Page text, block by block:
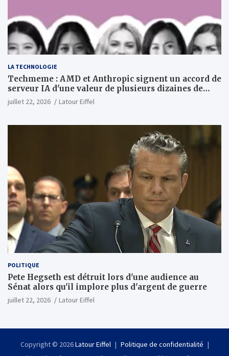
LA TECHNOLOGIE
Techmeme : AMD et Anthropic signent un accord de
serveur IA d'une valeur de plusieurs dizaines de
milliards ; Anthropic achètera jusqu'à 2 GW de puces
MI450 à partir du premier semestre 2027 et AMD
(Wall Street Journal)
juillet 22, 2026 Latour Eiffel
POLITIQUE
Pete Hegseth est détruit lors d'une audience au
Sénat alors qu'il implore plus d'argent de guerre
juillet 22, 2026 Latour Eiffel
Copyright © 2026Latour Eiffel
Politique de confidentialité